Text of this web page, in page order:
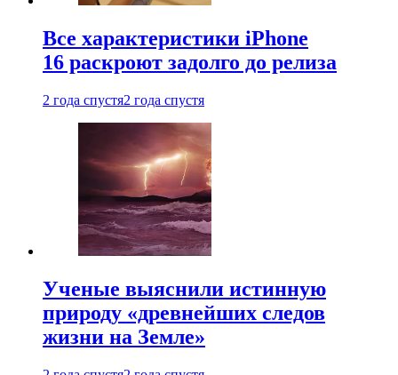
Все характеристики iPhone
16 раскроют задолго до релиза
2 года спустя2 года спустя
Ученые выяснили истинную
природу «древнейших следов
жизни на Земле»